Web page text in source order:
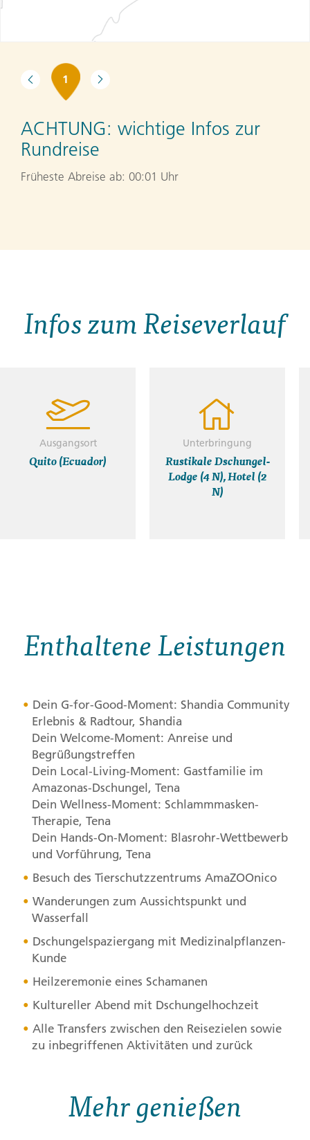
1
ACHTUNG: wichtige Infos zur
Rundreise
Früheste Abreise ab: 00:01 Uhr
Infos zum Reiseverlauf
Ausgangsort
Quito (Ecuador)
Unterbringung
Rustikale Dschungel-
Lodge (4 N), Hotel (2
N)
Enthaltene Leistungen
Dein G-for-Good-Moment: Shandia Community
Erlebnis & Radtour, Shandia
Dein Welcome-Moment: Anreise und
Begrüßungstreffen
Dein Local-Living-Moment: Gastfamilie im
Amazonas-Dschungel, Tena
Dein Wellness-Moment: Schlammmasken-
Therapie, Tena
Dein Hands-On-Moment: Blasrohr-Wettbewerb
und Vorführung, Tena
Besuch des Tierschutzzentrums AmaZOOnico
Wanderungen zum Aussichtspunkt und
Wasserfall
Dschungelspaziergang mit Medizinalpflanzen-
Kunde
Heilzeremonie eines Schamanen
Kultureller Abend mit Dschungelhochzeit
Alle Transfers zwischen den Reisezielen sowie
zu inbegriffenen Aktivitäten und zurück
Mehr genießen